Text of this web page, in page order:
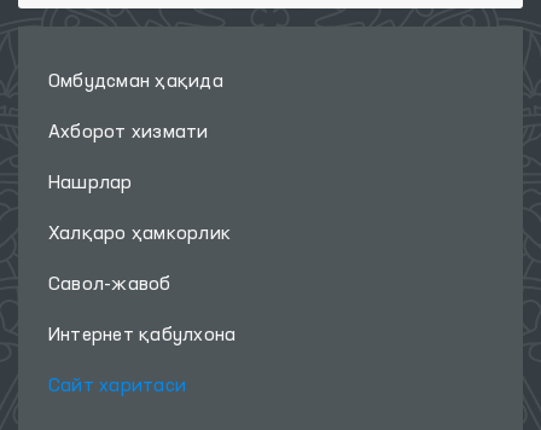
Омбудсман ҳақида
Ахборот хизмати
Нашрлар
Халқаро ҳамкорлик
Савол-жавоб
Интернет қабулхона
Сайт харитаси